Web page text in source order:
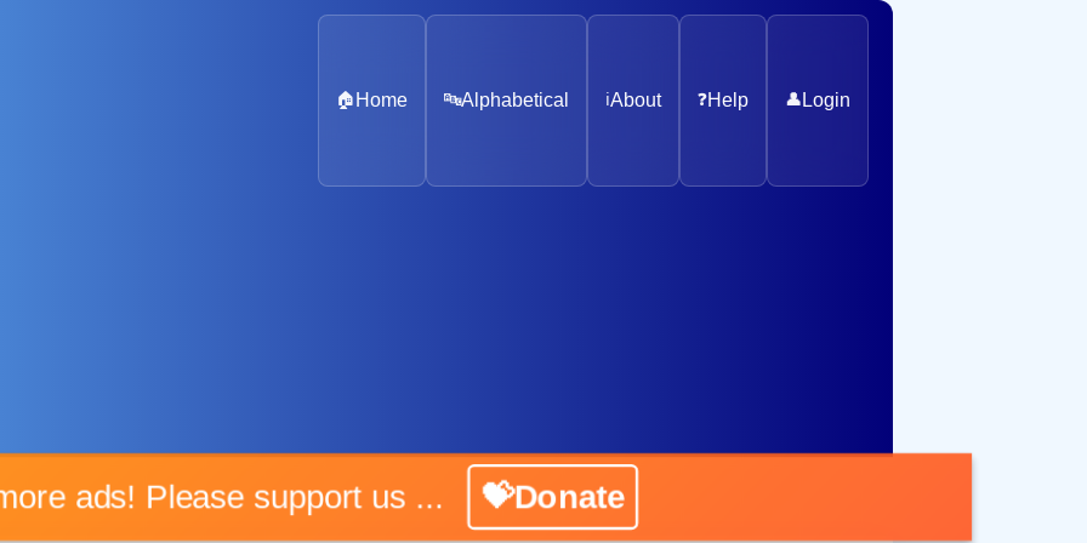
🏠 Home 🔤Alphabetical ℹ️About ❓Help 👤 Login
more ads! Please support us ... 💝Donate